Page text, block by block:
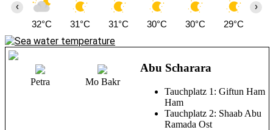
32°C 31°C 31°C 30°C 30°C 29°C
‹ ›
Petra Mo Bakr
Abu Scharara
Tauchplatz 1: Giftun Ham
Ham
Tauchplatz 2: Shaab Abu
Ramada Ost